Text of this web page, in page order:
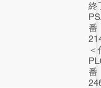
終
番
＜
番